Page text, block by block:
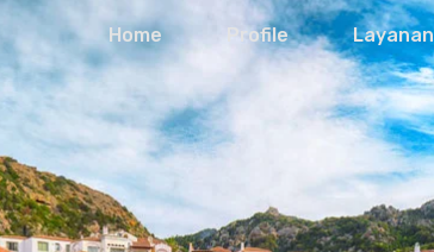
Home Profile Layanan